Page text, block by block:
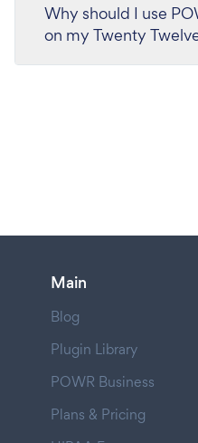
Why should I use
on my Twenty
Main
Blog
Plugin Library
POWR Business
Plans & Pricing